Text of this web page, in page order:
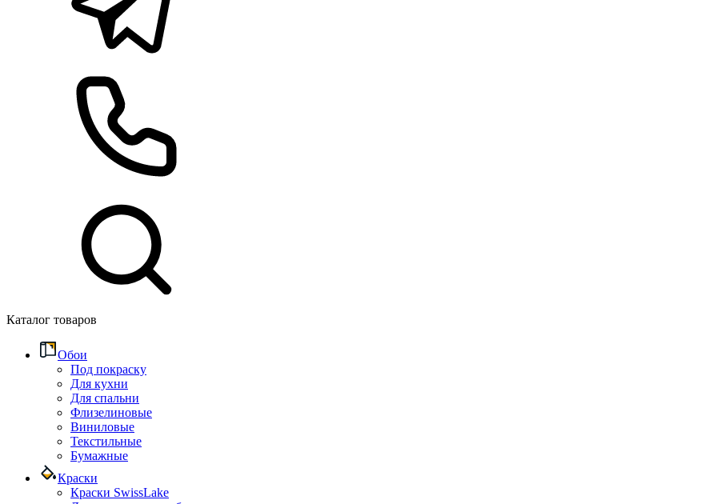
Каталог товаров
Обои
Под покраску
Для кухни
Для спальни
Флизелиновые
Виниловые
Текстильные
Бумажные
Краски
Краски SwissLake